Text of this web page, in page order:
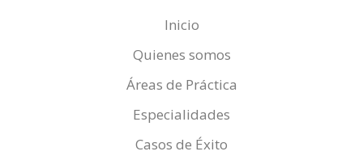
Inicio
Quienes somos
Áreas de Práctica
Especialidades
Casos de Éxito